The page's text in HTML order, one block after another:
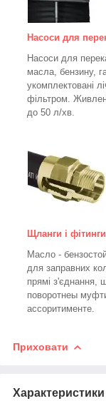
Насоси для
Насоси для
масла, бензину,
укомплектовані
фільтром.
до 50 л/хв.
Щланги і фітинги
Масло -
для заправних
прямі з'єднання,
поворотнеы
ассоритименте.
Приховати
Характеристики